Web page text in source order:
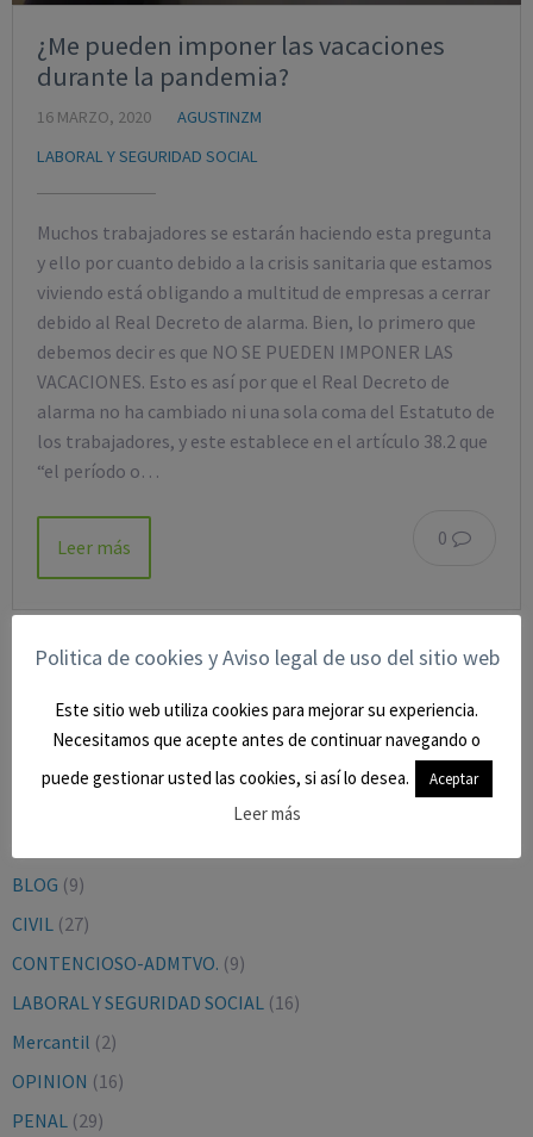
¿Me pueden imponer las vacaciones
durante la pandemia?
16 MARZO, 2020
AGUSTINZM
LABORAL Y SEGURIDAD SOCIAL
Muchos trabajadores se estarán haciendo esta pregunta
y ello por cuanto debido a la crisis sanitaria que estamos
viviendo está obligando a multitud de empresas a cerrar
debido al Real Decreto de alarma. Bien, lo primero que
debemos decir es que NO SE PUEDEN IMPONER LAS
VACACIONES. Esto es así por que el Real Decreto de
alarma no ha cambiado ni una sola coma del Estatuto de
los trabajadores, y este establece en el artículo 38.2 que
“el período o…
0
Leer más
BLOG (9)
CIVIL (27)
CONTENCIOSO-ADMTVO. (9)
LABORAL Y SEGURIDAD SOCIAL (16)
Mercantil (2)
OPINION (16)
PENAL (29)
Politica de cookies y Aviso legal de uso del sitio web
Este sitio web utiliza cookies para mejorar su experiencia.
Necesitamos que acepte antes de continuar navegando o
puede gestionar usted las cookies, si así lo desea.
Aceptar
Leer más